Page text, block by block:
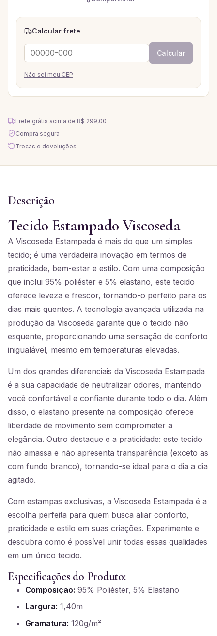
Calcular frete
Calcular
Não sei meu CEP
Frete grátis acima de R$ 299,00
Compra segura
Trocas e devoluções
Descrição
Tecido Estampado Viscoseda
A Viscoseda Estampada é mais do que um simples
tecido; é uma verdadeira inovação em termos de
praticidade, bem-estar e estilo. Com uma composição
que inclui 95% poliéster e 5% elastano, este tecido
oferece leveza e frescor, tornando-o perfeito para os
dias mais quentes. A tecnologia avançada utilizada na
produção da Viscoseda garante que o tecido não
esquente, proporcionando uma sensação de conforto
inigualável, mesmo em temperaturas elevadas.
Um dos grandes diferenciais da Viscoseda Estampada
é a sua capacidade de neutralizar odores, mantendo
você confortável e confiante durante todo o dia. Além
disso, o elastano presente na composição oferece
liberdade de movimento sem comprometer a
elegância. Outro destaque é a praticidade: este tecido
não amassa e não apresenta transparência (exceto as
com fundo branco), tornando-se ideal para o dia a dia
agitado.
Com estampas exclusivas, a Viscoseda Estampada é a
escolha perfeita para quem busca aliar conforto,
praticidade e estilo em suas criações. Experimente e
descubra como é possível unir todas essas qualidades
em um único tecido.
Especificações do Produto:
Composição: 95% Poliéster, 5% Elastano
Largura: 1,40m
Gramatura: 120g/m²